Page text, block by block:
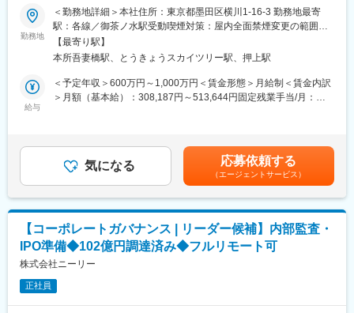
暗号資産技術の応用によって、「オープンでフェアな社会を実現
する」ことを目指しています。
ビットコインをはじめとした暗号資産は、「誰でも参加・利用で
きる」「特権者に支配されない」「強制されない」という究極の
は情報の領域でそれらを実現し、世界を大きく変えました。あら
ゆる価値を流通させることができるビットコインの関連技術は、
変更の範囲：会社の定める業務
■募集背景
同社は義足・義肢装具を開発・提供するグローバルMedTech企業
として、現在東証上場（IPO）に向けた準備を進めております。
上場審査対応およびJ-SOX体制の構築を目的として、今回初めて
内部監査室を設置いたします。これに伴い、内部監査体制の構築
から運用まで一貫して担っていただける人材を採用することにな
りました。
ピン子会社を含むグローバル拠点が監査対象となります。
・内部監査：年間監査計画の策定および実施（対象：日本本社・
インド子会社・フィリピン子会社・その他EOR拠点を含む全グル
ープ）
・リスク管理：グループ全体のリスク管理状況の評価・モニタリ
ング
・コンプライアンス・リスク管理委員会の事務局業務
勤務地
＜勤務地詳細＞本社住所：東京都墨田区横川1-16-3 勤務地最寄
駅：各線／御茶ノ水駅受動喫煙対策：屋内全面禁煙変更の範囲：
会社の定める事業所（リモートワーク含む）
【最寄り駅】
本所吾妻橋駅、とうきょうスカイツリー駅、押上駅
給与
＜予定年収＞600万円～1,000万円＜賃金形態＞月給制＜賃金内訳
＞月額（基本給）：308,187円～513,644円固定残業手当/月：
提示する等級によっては、役職手当を別途支給※月30時間を超え
る時間外労働分、休日および深夜労働分についての割増賃金は追
加で支給※昇給機会年1回、賞与年1回賃金はあくまでも目安の金
額であり、選考を通じて上下する可能性があります。月給(月額)は
固定手当を含めた表記です。
気になる 応募依頼する
（エージェントサービス）
【コーポレートガバナンス | リーダー候補】内部監査・
IPO準備◆102億円調達済み◆フルリモート可
株式会社ニーリー
正社員